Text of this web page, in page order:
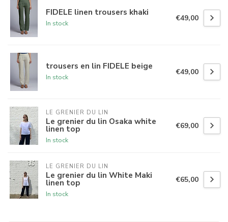
FIDELE linen trousers khaki
In stock
€49,00
trousers en lin FIDELE beige
In stock
€49,00
LE GRENIER DU LIN
Le grenier du lin Osaka white
linen top
In stock
€69,00
LE GRENIER DU LIN
Le grenier du lin White Maki
linen top
In stock
€65,00